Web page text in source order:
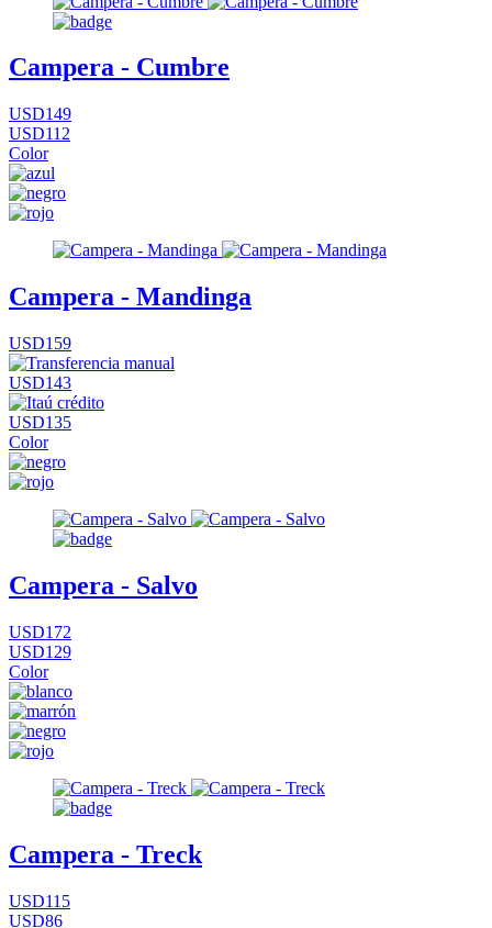
Campera - Cumbre
USD149
USD112
Color
Campera - Mandinga
USD159
USD143
USD135
Color
Campera - Salvo
USD172
USD129
Color
Campera - Treck
USD115
USD86